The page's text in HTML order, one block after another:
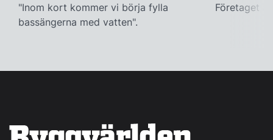
"Inom kort kommer vi börja fylla
bassängerna med vatten".
Företaget